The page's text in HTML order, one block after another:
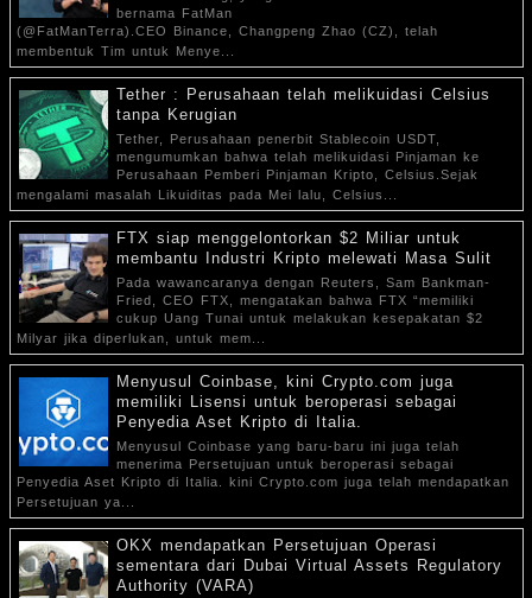
bernama FatMan
(@FatManTerra).CEO Binance, Changpeng Zhao (CZ), telah
membentuk Tim untuk Menye...
Tether : Perusahaan telah melikuidasi Celsius
tanpa Kerugian
Tether, Perusahaan penerbit Stablecoin USDT,
mengumumkan bahwa telah melikuidasi Pinjaman ke
Perusahaan Pemberi Pinjaman Kripto, Celsius.Sejak
mengalami masalah Likuiditas pada Mei lalu, Celsius...
FTX siap menggelontorkan $2 Miliar untuk
membantu Industri Kripto melewati Masa Sulit
Pada wawancaranya dengan Reuters, Sam Bankman-
Fried, CEO FTX, mengatakan bahwa FTX “memiliki
cukup Uang Tunai untuk melakukan kesepakatan $2
Milyar jika diperlukan, untuk mem...
Menyusul Coinbase, kini Crypto.com juga
memiliki Lisensi untuk beroperasi sebagai
Penyedia Aset Kripto di Italia.
Menyusul Coinbase yang baru-baru ini juga telah
menerima Persetujuan untuk beroperasi sebagai
Penyedia Aset Kripto di Italia. kini Crypto.com juga telah mendapatkan
Persetujuan ya...
OKX mendapatkan Persetujuan Operasi
sementara dari Dubai Virtual Assets Regulatory
Authority (VARA)